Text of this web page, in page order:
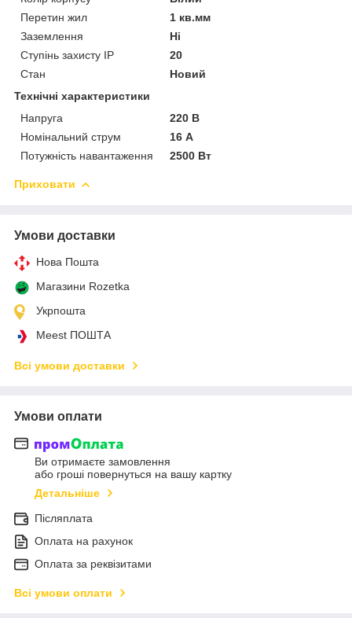
Перетин жил
1 кв.мм
Заземлення
Ні
Ступінь захисту IP
20
Стан
Новий
Технічні характеристики
Напруга
220 В
Номінальний струм
16 А
Потужність навантаження
2500 Вт
Приховати
Умови доставки
Нова Пошта
Магазини Rozetka
Укрпошта
Meest ПОШТА
Всі умови доставки
Умови оплати
Ви отримаєте замовлення
або гроші повернуться на вашу картку
Детальніше
Післяплата
Оплата на рахунок
Оплата за реквізитами
Всі умови оплати